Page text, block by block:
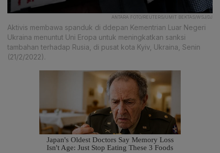
ANTARA FOTO/REUTERS/UMIT BEKTAS/WSJ/DJ
Aktivis membawa spanduk di ddepan Kementrian Luar Negeri
Ukraina menuntut Uni Eropa untuk meningkatkan sanksi
tambahan terhadap Rusia, di pusat kota Kyiv, Ukraina, Senin
(21/2/2022).